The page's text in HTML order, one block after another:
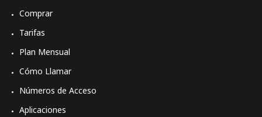
Comprar
Tarifas
Plan Mensual
Cómo Llamar
Números de Acceso
Aplicaciones